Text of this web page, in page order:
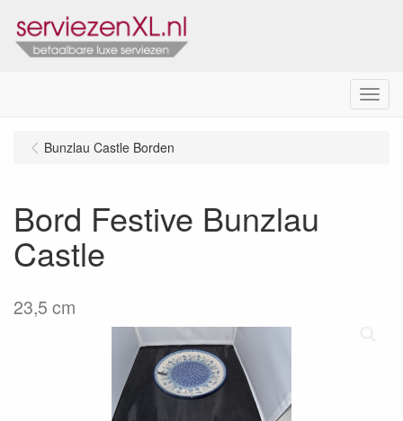
Menu
Bunzlau Castle Borden
Bord Festive Bunzlau
Castle
23,5 cm